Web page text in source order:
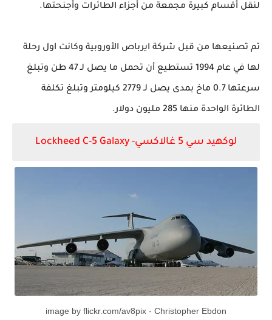
لنقل أقسام كبيرة مجمعة من أجزاء الطائرات وأجنحتها.
تم تصنيعها من قبل شركة ايرباص الأوروبية وكانت اول رحلة
لها في عام 1994 تستطيع أن تحمل ما يصل لـ 47 طن وتبلغ
سرعتها 0.7 ماخ بمدى يصل لـ 2779 كيلومتر وتبلغ تكلفة
الطائرة الواحدة منها 285 مليون دولار.
لوكهيد سي 5 غالاكسي- Lockheed C-5 Galaxy
image by flickr.com/av8pix - Christopher Ebdon